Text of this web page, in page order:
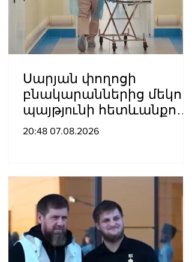
Սարյան փողոցի
բնակարաններից մեկում
պայթյnւնի հետևանքով
55-ամյա տղամարդը
20:48 07.08.2026